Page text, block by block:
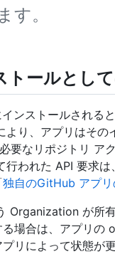
す。
ールとし
ンストールされる
より、アプリはそ
要なリポジトリ ア
行われた API 要求
独自のGitHub アプ
Organization が所
場合は、アプリ
リによって状態が